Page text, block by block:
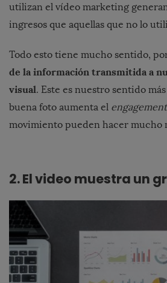
utilizan el vídeo marketing
ingresos que aquellas que no lo
Todo esto tiene mucho sentido,
de la información transmitida a
visual. Este es nuestro sentido
buena foto aumenta el engagement
movimiento pueden hacer mucho
2. El video muestra un